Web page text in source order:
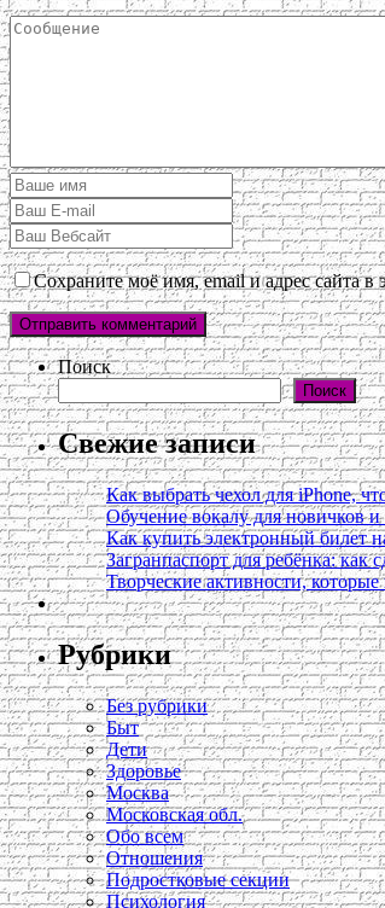
Сохраните моё имя, email и адрес сайта
Поиск
Поиск
Свежие записи
Как выбрать чехол для iPhone,
Обучение вокалу для новичков
Как купить электронный билет
Загранпаспорт для ребёнка: как
Творческие активности,
Рубрики
Без рубрики
Быт
Дети
Здоровье
Москва
Московская обл.
Обо всем
Отношения
Подростковые секции
Психология